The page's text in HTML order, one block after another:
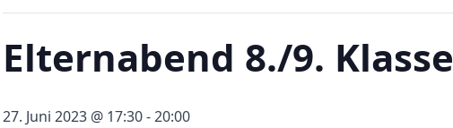
Elternabend 8./9. Klasse
27. Juni 2023 @ 17:30-20:00